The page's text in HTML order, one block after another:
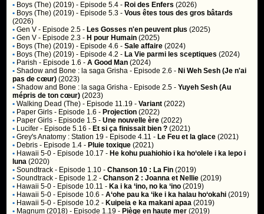
• Boys (The) (2019) - Episode 5.4 - Roi des Enfers (2026)
• Boys (The) (2019) - Episode 5.3 -Vous êtes tous des gros bâtards
(2026)
• Gen V - Episode 2.5 - Les Gosses n'en peuvent plus (2025)
• Gen V - Episode 2.3 - H pour Humain (2025)
• Boys (The) (2019) - Episode 4.6 -Sale affaire (2024)
• Boys (The) (2019) - Episode 4.2 - La Vie parmi les sceptiques (2024)
• Parish - Episode 1.6 -A Good Man (2024)
• Shadow and Bone : la saga Grisha - Episode 2.6 - Ni Weh Sesh (Je n'ai
pas de cœur) (2023)
• Shadow and Bone : la saga Grisha - Episode 2.5 -Yuyeh Sesh (Au
mépris de ton cœur) (2023)
• Walking Dead (The) - Episode 11.19 -Variant (2022)
• Paper Girls - Episode 1.6 - Projection (2022)
• Paper Girls - Episode 1.5 -Une nouvelle ère (2022)
• Lucifer - Episode 5.16 - Et si ça finissait bien ? (2021)
• Grey's Anatomy : Station 19 - Episode 4.11 - Le Feu et la glace (2021)
• Debris - Episode 1.4 - Pluie toxique (2021)
• Hawaii 5-0 - Episode 10.17 - He kohu puahiohio i ka ho‘olele i ka lepo i
luna (2020)
• Soundtrack - Episode 1.10 -Chanson 10 : La Fin (2019)
• Soundtrack - Episode 1.2 -Chanson 2 : Joanna et Nellie (2019)
• Hawaii 5-0 - Episode 10.11 - Ka i ka ‘ino, no ka ‘ino (2019)
• Hawaii 5-0 - Episode 10.6 -A‘ohe pau ka ‘ike i ka halau ho‘okahi (2019)
• Hawaii 5-0 - Episode 10.2 - Kuipeia e ka makani apaa (2019)
• Magnum (2018) - Episode 1.19 - Piège en haute mer (2019)